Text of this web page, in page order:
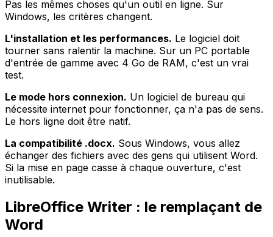
Pas les mêmes choses qu'un outil en ligne. Sur
Windows, les critères changent.
L'installation et les performances. Le logiciel doit
tourner sans ralentir la machine. Sur un PC portable
d'entrée de gamme avec 4 Go de RAM, c'est un vrai
test.
Le mode hors connexion. Un logiciel de bureau qui
nécessite internet pour fonctionner, ça n'a pas de sens.
Le hors ligne doit être natif.
La compatibilité .docx. Sous Windows, vous allez
échanger des fichiers avec des gens qui utilisent Word.
Si la mise en page casse à chaque ouverture, c'est
inutilisable.
LibreOffice Writer : le remplaçant de
Word